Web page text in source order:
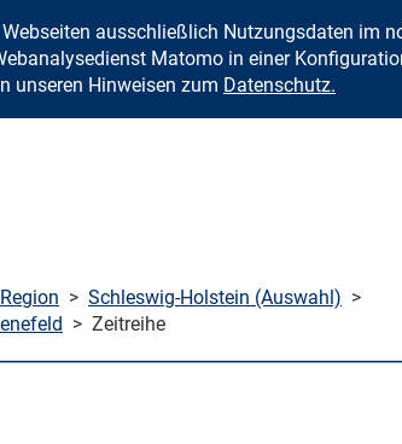
Zum Inhalt springen
ausschließlich Nutzungsdaten im
Matomo in einer
unseren Hinweisen zum Datenschutz.
> Schleswig-Holstein (Auswahl) >
> Zeitreihe